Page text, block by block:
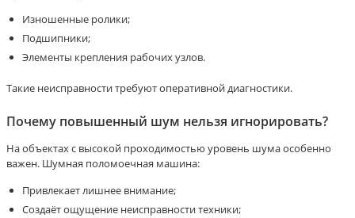
Изношенные ролики;
Подшипники;
Элементы крепления рабочих узлов.
Такие неисправности требуют оперативной диагностики.
Почему повышенный шум нельзя игнорировать?
На объектах с высокой проходимостью уровень шума особенно
важен. Шумная поломоечная машина:
Привлекает лишнее внимание;
Создаёт ощущение неисправности техники;